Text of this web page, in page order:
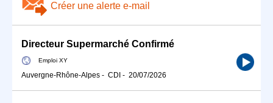
Créer une alerte e-mail
Directeur Supermarché Confirmé
Emploi XY
Auvergne-Rhône-Alpes - CDI - 20/07/2026